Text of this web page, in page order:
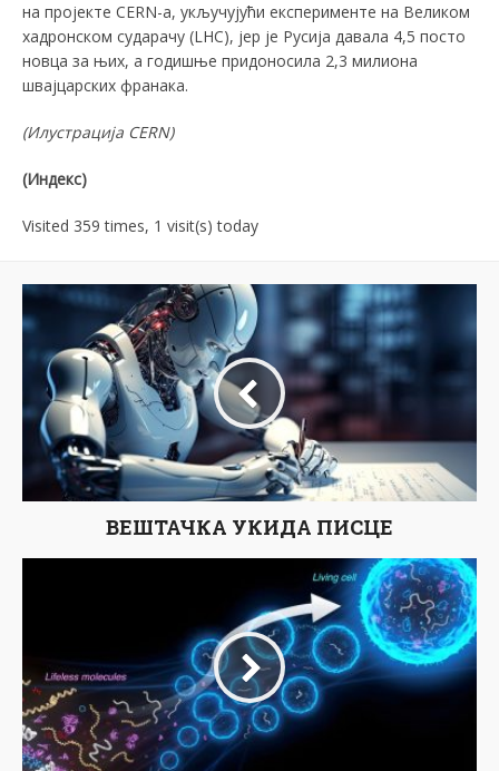
на пројекте CERN-а, укључујући експерименте на Великом
хадронском сударачу (LHC), јер је Русија давала 4,5 посто
новца за њих, а годишње придоносила 2,3 милиона
швајцарских франака.
(Илустрација CERN)
(Индекс)
Visited 359 times, 1 visit(s) today
ВЕШТАЧКА УКИДА ПИСЦЕ